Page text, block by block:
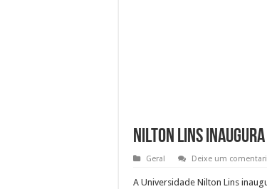
Nilton Lins
Geral Deixe um
A Universidade Nilton Lins